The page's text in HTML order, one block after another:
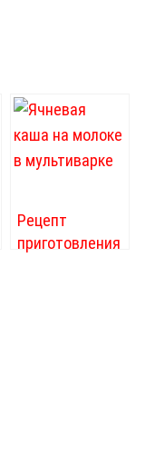
Рецепт
приготовления